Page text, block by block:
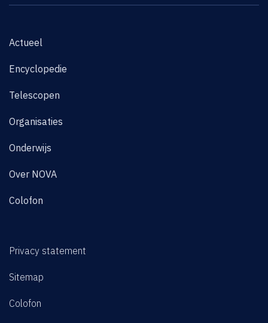
Actueel
Encyclopedie
Telescopen
Organisaties
Onderwijs
Over NOVA
Colofon
Privacy statement
Sitemap
Colofon